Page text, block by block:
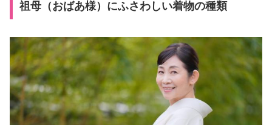
祖母（おばあ様）にふさわしい着物の種類